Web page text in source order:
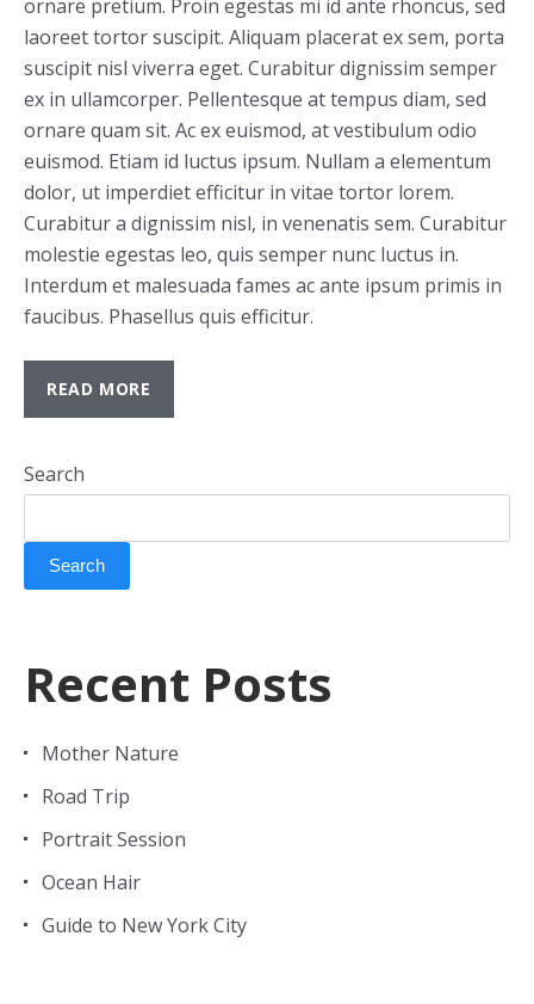
ornare pretium. Proin egestas mi id ante rhoncus, sed
laoreet tortor suscipit. Aliquam placerat ex sem, porta
suscipit nisl viverra eget. Curabitur dignissim semper
ex in ullamcorper. Pellentesque at tempus diam, sed
ornare quam sit. Ac ex euismod, at vestibulum odio
euismod. Etiam id luctus ipsum. Nullam a elementum
dolor, ut imperdiet efficitur in vitae tortor lorem.
Curabitur a dignissim nisl, in venenatis sem. Curabitur
molestie egestas leo, quis semper nunc luctus in.
Interdum et malesuada fames ac ante ipsum primis in
faucibus. Phasellus quis efficitur.
READ MORE
Search
Search
Recent Posts
Mother Nature
Road Trip
Portrait Session
Ocean Hair
Guide to New York City